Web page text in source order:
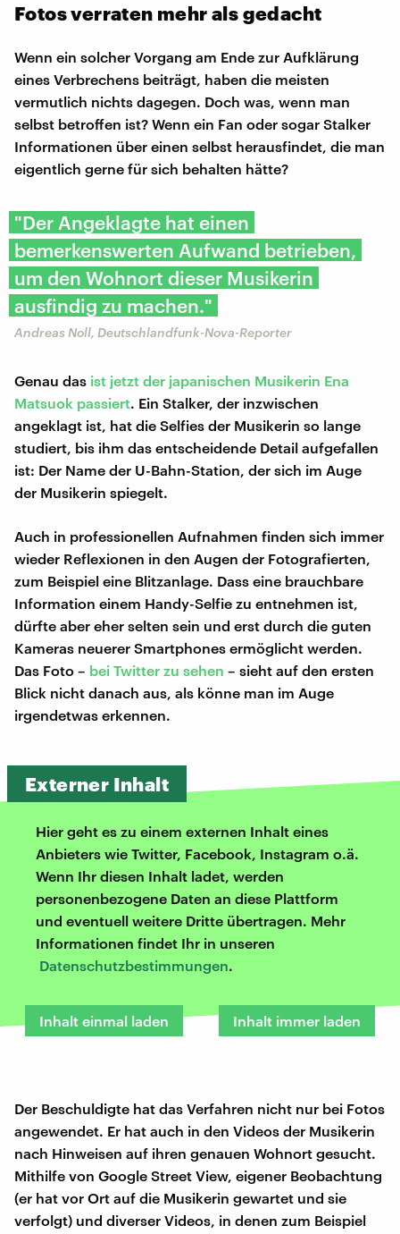
Fotos verraten mehr als gedacht
Wenn ein solcher Vorgang am Ende zur Aufklärung
eines Verbrechens beiträgt, haben die meisten
vermutlich nichts dagegen. Doch was, wenn man
selbst betroffen ist? Wenn ein Fan oder sogar Stalker
Informationen über einen selbst herausfindet, die man
eigentlich gerne für sich behalten hätte?
"Der Angeklagte hat einen
bemerkenswerten Aufwand betrieben,
um den Wohnort dieser Musikerin
ausfindig zu machen."
Andreas Noll, Deutschlandfunk-Nova-Reporter
Genau das ist jetzt der japanischen Musikerin Ena
Matsuok passiert. Ein Stalker, der inzwischen
angeklagt ist, hat die Selfies der Musikerin so lange
studiert, bis ihm das entscheidende Detail aufgefallen
ist: Der Name der U-Bahn-Station, der sich im Auge
der Musikerin spiegelt.
Auch in professionellen Aufnahmen finden sich immer
wieder Reflexionen in den Augen der Fotografierten,
zum Beispiel eine Blitzanlage. Dass eine brauchbare
Information einem Handy-Selfie zu entnehmen ist,
dürfte aber eher selten sein und erst durch die guten
Kameras neuerer Smartphones ermöglicht werden.
Das Foto – bei Twitter zu sehen – sieht auf den ersten
Blick nicht danach aus, als könne man im Auge
irgendetwas erkennen.
Externer Inhalt
Hier geht es zu einem externen Inhalt eines
Anbieters wie Twitter, Facebook, Instagram o.ä.
Wenn Ihr diesen Inhalt ladet, werden
personenbezogene Daten an diese Plattform
und eventuell weitere Dritte übertragen. Mehr
Informationen findet Ihr in unseren
Datenschutzbestimmungen.
Inhalt einmal laden Inhalt immer laden
Der Beschuldigte hat das Verfahren nicht nur bei Fotos
angewendet. Er hat auch in den Videos der Musikerin
nach Hinweisen auf ihren genauen Wohnort gesucht.
Mithilfe von Google Street View, eigener Beobachtung
(er hat vor Ort auf die Musikerin gewartet und sie
verfolgt) und diverser Videos, in denen zum Beispiel